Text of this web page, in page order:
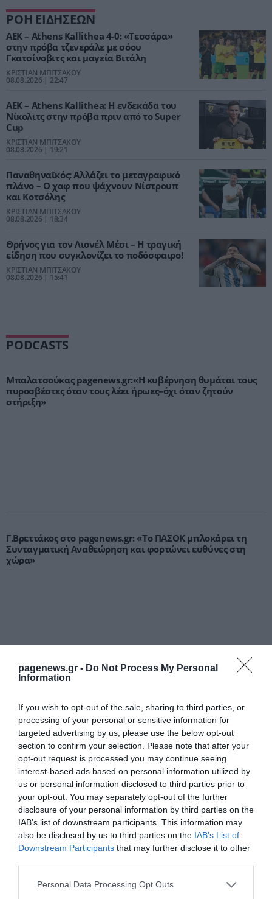
pagenews.gr - Do Not Process My Personal
Information
If you wish to opt-out of the sale, sharing to third parties, or
processing of your personal or sensitive information for
targeted advertising by us, please use the below opt-out
section to confirm your selection. Please note that after your
opt-out request is processed you may continue seeing
interest-based ads based on personal information utilized by
us or personal information disclosed to third parties prior to
your opt-out. You may separately opt-out of the further
disclosure of your personal information by third parties on the
IAB’s list of downstream participants. This information may
also be disclosed by us to third parties on the IAB’s List of
Downstream Participants that may further disclose it to other
Please note that this website/app uses one or more Google
Personal Data Processing Opt Outs
ΡΟΗ ΕΙΔΗΣΕΩΝ
ΑΕΚ – Athens Kallithea 4-0: «Τεσσάρα»
στην πρόβα τζενεράλε με σόου
Γκατσίνοβιτς και μαγεία Βιτάλη
ΚΡΙΣΤΙΑΝ ΜΠΙΤΣΑΚΟΥ
08.08.2026 | 22:47
ΑΕΚ – Athens Kallithea: Η ενδεκάδα του
Νίκολιτς στην πρόβα πριν από το Super
Cup
ΚΡΙΣΤΙΑΝ ΜΠΙΤΣΑΚΟΥ
08.08.2026 | 19:21
Παναθηναϊκός: Αλλάζει το μεταγραφικό
πλάνο – Ο χαφ που ψάχνουν Νίστρουπ
και Κοτσόλης
ΚΡΙΣΤΙΑΝ ΜΠΙΤΣΑΚΟΥ
08.08.2026 | 18:34
Θρήνος για τον Λιονέλ Μέσι – Η τραγική
είδηση που συγκλονίζει το ποδόσφαιρο!
ΚΡΙΣΤΙΑΝ ΜΠΙΤΣΑΚΟΥ
08.08.2026 | 15:41
PODCASTS
Μπαλατσούκας pagenews.gr:«Η κυβέρνηση θυμάται τους
πυροσβέστες όταν τους λέει ήρωες–όχι όταν ζητούν
στήριξη»
Γ.Βρεττάκος στο pagenews.gr: «Το ΠΑΣΟΚ μπλοκάρει τη
Συνταγματική Αναθεώρηση και φορτώνει ευθύνες στη
χώρα»
διαφάνεια, όχι άλλα σκάνδαλα» – Τι λέει για τον ΟΠΕΚΕΠΕ